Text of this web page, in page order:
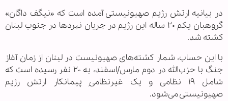
در بیانیه ارتش رژیم صهیونیستی آمده است که «نیگف داگان»
گروهبان یکم ۲۰ ساله این رژیم در جریان نبردها در جنوب لبنان
کشته شد.
با این حساب، شمار کشته‌های صهیونیست در لبنان از زمان آغاز
جنگ با حزب‌الله در دوم مارس/اسفند، به ۲۰ نفر رسیده است که
شامل ۱۹ نظامی و یک غیرنظامیِ پیمانکار ارتش رژیم
صهیونیستی می‌شود.